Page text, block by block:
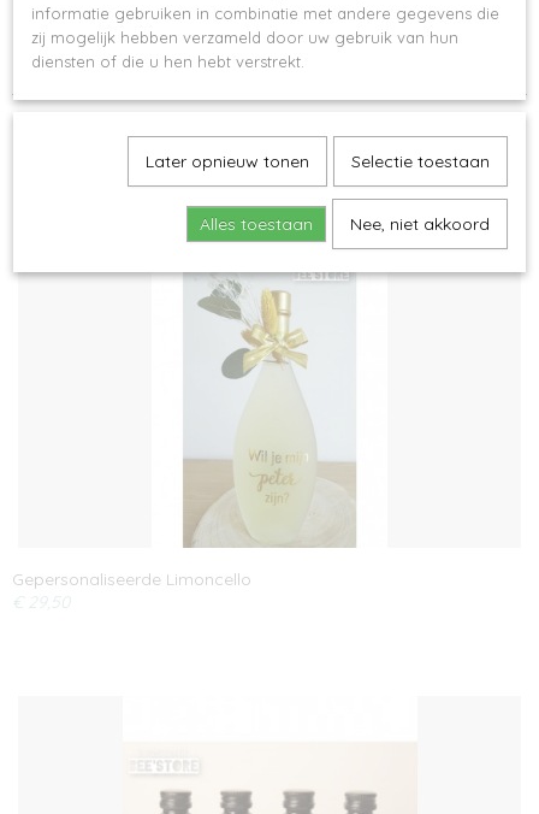
Levertijd 2-3 werkdagen
Gepersonaliseerde Limoncello
€ 29,50
informatie gebruiken in combinatie met andere gegevens die
zij mogelijk hebben verzameld door uw gebruik van hun
diensten of die u hen hebt verstrekt.
Later opnieuw tonen Selectie toestaan
Alles toestaan Nee, niet akkoord